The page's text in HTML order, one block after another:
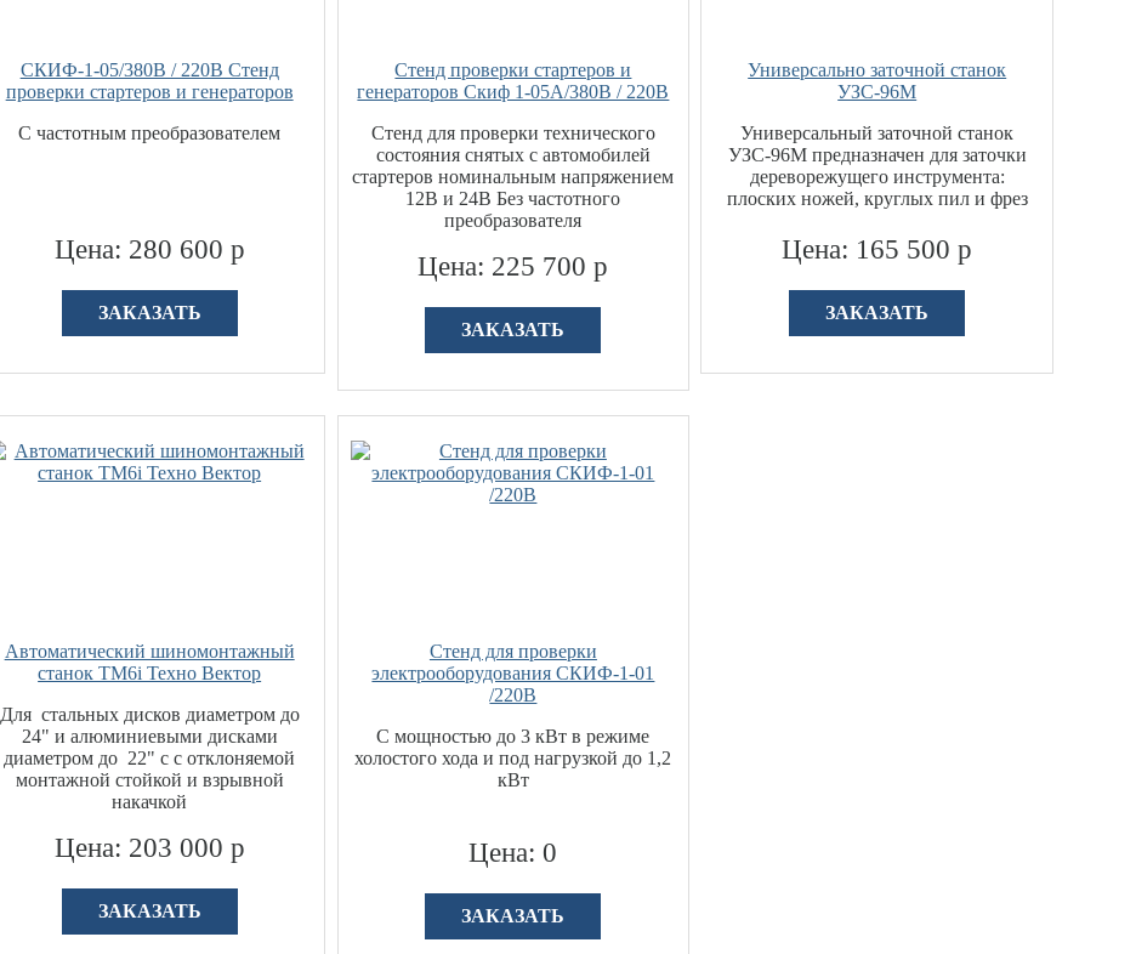
СКИФ-1-05/380В / 220В Стенд
проверки стартеров и генераторов
С частотным преобразователем
Цена: 280 600 р
ЗАКАЗАТЬ
Стенд проверки стартеров и
генераторов Скиф 1-05А/380В / 220В
Стенд для проверки технического
состояния снятых с автомобилей
стартеров номинальным напряжением
12В и 24В Без частотного
преобразователя
Цена: 225 700 р
ЗАКАЗАТЬ
Универсально заточной станок
УЗС-96М
Универсальный заточной станок
УЗС-96М предназначен для заточки
дереворежущего инструмента:
плоских ножей, круглых пил и фрез
Цена: 165 500 р
ЗАКАЗАТЬ
Автоматический шиномонтажный
станок TM6i Техно Вектор
Для стальных дисков диаметром до
24" и алюминиевыми дисками
диаметром до 22" с с отклоняемой
монтажной стойкой и взрывной
накачкой
Цена: 203 000 р
ЗАКАЗАТЬ
Стенд для проверки
электрооборудования СКИФ-1-01
/220В
С мощностью до 3 кВт в режиме
холостого хода и под нагрузкой до 1,2
кВт
Цена: 0
ЗАКАЗАТЬ